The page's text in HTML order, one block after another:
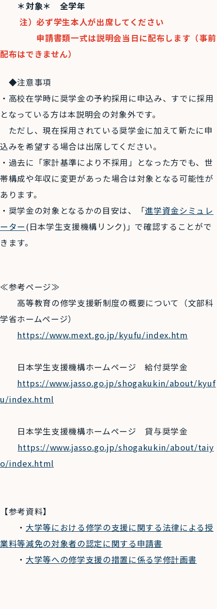
＊対象＊ 全学年
注）必ず学生本人が出席してください
申請書類一式は説明会当日に配布します （事前
配布はできません）
◆注意事項
・高校在学時に奨学金の予約採用に申込み、すでに採用
となっている方は本説明会の対象外です。
ただし、現在採用されている奨学金に加えて新たに申
込みを希望する場合は出席してください。
・過去に「家計基準により不採用」となった方でも、世
帯構成や年収に変更があった場合は対象となる可能性が
あります。
・奨学金の対象となるかの目安は、「進学資金シミュレ
ーター (日本学生支援機構リンク)」で確認することがで
きます。
≪参考ページ≫
高等教育の修学支援新制度の概要について（文部科
学省ホームページ）​​​​​​
https://www.mext.go.jp/kyufu/index.htm
日本学生支援機構ホームページ 給付奨学金
https://www.jasso.go.jp/shogakukin/about/kyuf
u/index.html
日本学生支援機構ホームページ 貸与奨学金
https://www.jasso.go.jp/shogakukin/about/taiy
o/index.html
【参考資料】
・ 大学等における修学の支援に関する法律による授
業料等減免の対象者の認定に関する申請書
・ 大学等への修学支援の措置に係る学修計画書